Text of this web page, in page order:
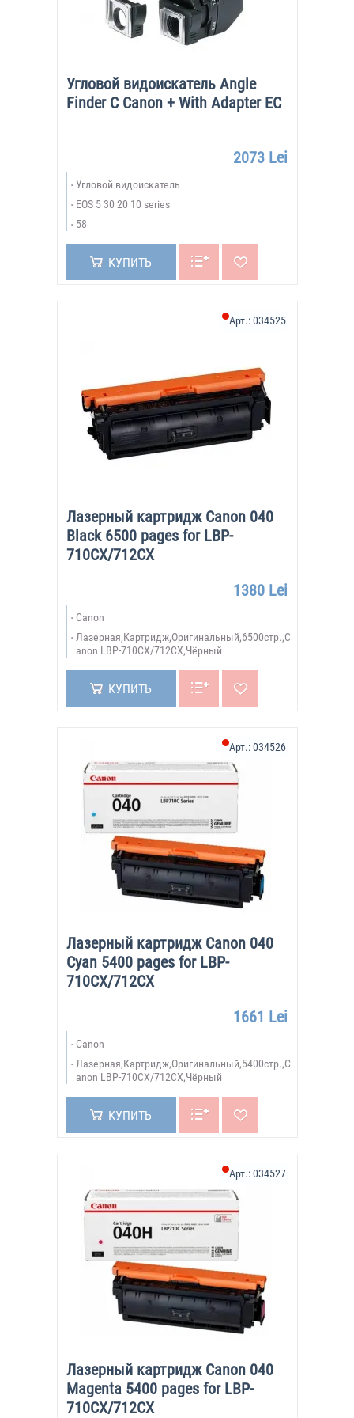
спонсирует деятельность ряда международных
общественных организаций, среди которых
Международный Красный Крест и Всемирный фонд дикой
культурных и спортивных мероприятий.
Угловой видоискатель Angle
Finder C Canon + With Adapter EC
2073 Lei
Угловой видоискатель
EOS 5 30 20 10 series
58
КУПИТЬ
Лазерный картридж Canon 040
Black 6500 pages for LBP-
710CX/712CX
Арт.:034525
1380 Lei
Canon
Лазерная,Картридж,Оригинальный,6500стр.,C
anon LBP-710CX/712CX,Чёрный
КУПИТЬ
Лазерный картридж Canon 040
Cyan 5400 pages for LBP-
710CX/712CX
Арт.:034526
1661 Lei
Canon
Лазерная,Картридж,Оригинальный,5400стр.,C
anon LBP-710CX/712CX,Чёрный
КУПИТЬ
Лазерный картридж Canon 040
Magenta 5400 pages for LBP-
710CX/712CX
Арт.:034527